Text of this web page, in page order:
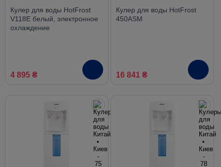
Кулер для воды HotFrost
V118E белый, электронное
охлаждение
4 895 ₴
Кулер для воды HotFrost
450ASM
16 841 ₴